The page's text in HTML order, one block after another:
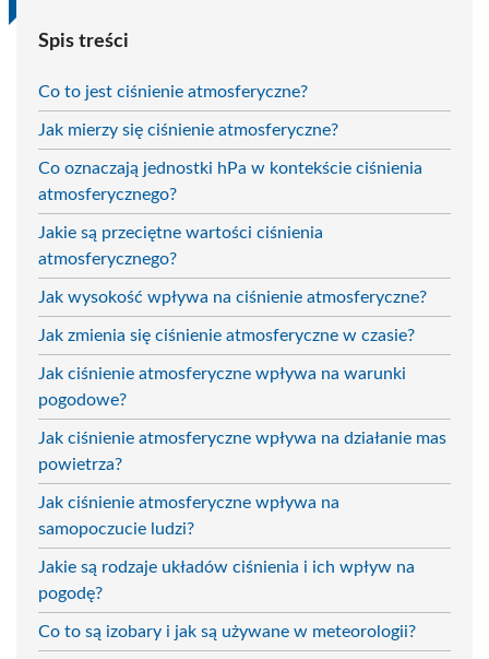
Spis treści
Co to jest ciśnienie atmosferyczne?
Jak mierzy się ciśnienie atmosferyczne?
Co oznaczają jednostki hPa w kontekście ciśnienia
atmosferycznego?
Jakie są przeciętne wartości ciśnienia
atmosferycznego?
Jak wysokość wpływa na ciśnienie atmosferyczne?
Jak zmienia się ciśnienie atmosferyczne w czasie?
Jak ciśnienie atmosferyczne wpływa na warunki
pogodowe?
Jak ciśnienie atmosferyczne wpływa na działanie mas
powietrza?
Jak ciśnienie atmosferyczne wpływa na
samopoczucie ludzi?
Jakie są rodzaje układów ciśnienia i ich wpływ na
pogodę?
Co to są izobary i jak są używane w meteorologii?